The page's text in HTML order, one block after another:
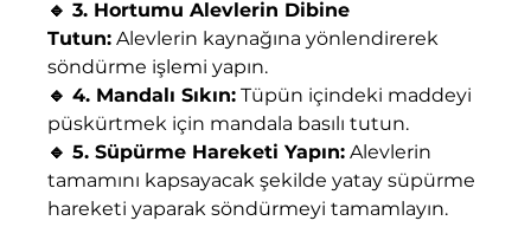
🔹 3. Hortumu Alevlerin Dibine
Tutun: Alevlerin kaynağına yönlendirerek
söndürme işlemi yapın.
🔹 4. Mandalı Sıkın: Tüpün içindeki maddeyi
püskürtmek için mandala basılı tutun.
🔹 5. Süpürme Hareketi Yapın: Alevlerin
tamamını kapsayacak şekilde yatay süpürme
hareketi yaparak söndürmeyi tamamlayın.